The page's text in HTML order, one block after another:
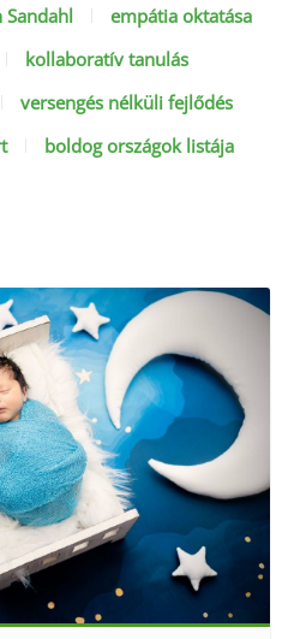
Sandahl
empátia oktatása
kollaboratív tanulás
versengés nélküli fejlődés
boldog országok listája